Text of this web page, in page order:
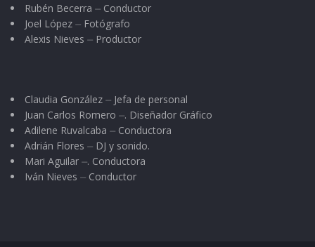
Rubén Becerra ⏤ Conductor
Joel López ⏤ Fotógrafo
Alexis Nieves ⏤ Productor
Claudia González ⏤ Jefa de personal
Juan Carlos Romero ⏤. Diseñador Gráfico
Adilene Ruvalcaba ⏤ Conductora
Adrián Flores ⏤ DJ y sonido.
Mari Aguilar ⏤. Conductora
Iván Nieves ⏤ Conductor